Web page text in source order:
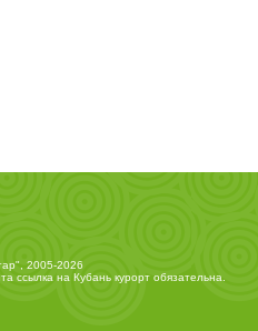
2005-2026
ссылка на Кубань курортобязательна.